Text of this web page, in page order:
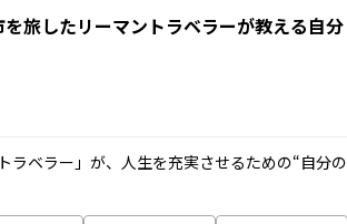
旅したリーマントラベラーが教える自分
ベラー」が、人生を充実させるための“自分の